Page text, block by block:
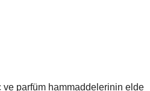
ve parfüm hammaddelerinin elde